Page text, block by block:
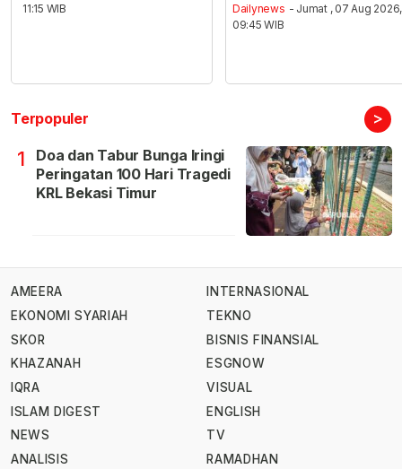
11:15 WIB
Dailynews - Jumat , 07 Aug 2026,
09:45 WIB
Terpopuler >
1
Doa dan Tabur Bunga Iringi
Peringatan 100 Hari Tragedi
KRL Bekasi Timur
AMEERA
EKONOMI SYARIAH
SKOR
KHAZANAH
IQRA
ISLAM DIGEST
NEWS
ANALISIS
INTERNASIONAL
TEKNO
BISNIS FINANSIAL
ESGNOW
VISUAL
ENGLISH
TV
RAMADHAN